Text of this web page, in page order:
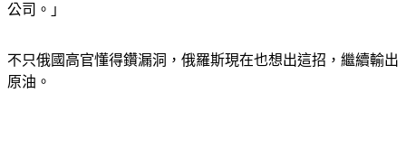
公司。」
不只俄國高官懂得鑽漏洞，俄羅斯現在也想出這招，繼續輸出
原油。